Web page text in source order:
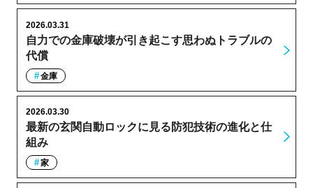
自力での金庫破壊が引き起こす思わぬトラブルの
代償
2026.03.31
金庫
最新の玄関自動ロックに見る防犯技術の進化と仕
組み
2026.03.30
家